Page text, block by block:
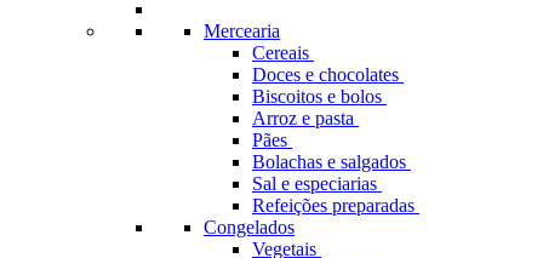
Mercearia
Cereais
Doces e chocolates
Biscoitos e bolos
Arroz e pasta
Pães
Bolachas e salgados
Sal e especiarias
Refeições preparadas
Congelados
Vegetais